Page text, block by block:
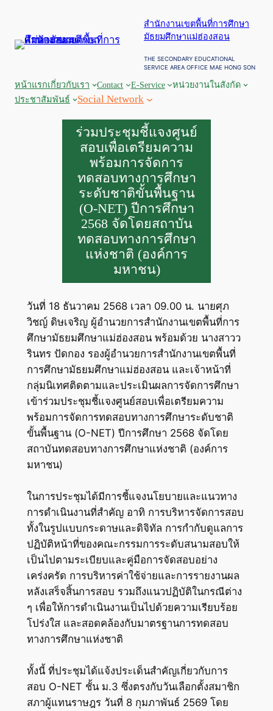
สำนักงานเขตพื้นที่การศึกษา
มัธยมศึกษาแม่ฮ่องสอน
THE SECONDARY EDUCATIONAL
SERVICE AREA OFFICE MAE HONG SON
หน้าแรกเกี่ยวกับเรา Contact E-Service
หน่วยงานในสังกัด
ประชาสัมพันธ์
Social Network
ร่วมประชุมชี้แจงศูนย์
สอบเพื่อเตรียมความ
พร้อมการจัดการ
ทดสอบทางการศึกษา
ระดับชาติขั้นพื้นฐาน
(O-NET) ปีการศึกษา
2568 จัดโดยสถาบัน
ทดสอบทางการศึกษา
แห่งชาติ (องค์การ
มหาชน)
วันที่ 18 ธันวาคม 2568 เวลา 09.00 น. นายศุภ
วิชญ์ ดิษเจริญ ผู้อำนวยการสำนักงานเขตพื้นที่การ
ศึกษามัธยมศึกษาแม่ฮ่องสอน พร้อมด้วย นางสาวว
รินทร ปัดกอง รองผู้อำนวยการสำนักงานเขตพื้นที่
การศึกษามัธยมศึกษาแม่ฮ่องสอน และเจ้าหน้าที่
กลุ่มนิเทศติดตามและประเมินผลการจัดการศึกษา
เข้าร่วมประชุมชี้แจงศูนย์สอบเพื่อเตรียมความ
พร้อมการจัดการทดสอบทางการศึกษาระดับชาติ
ขั้นพื้นฐาน (O-NET) ปีการศึกษา 2568 จัดโดย
สถาบันทดสอบทางการศึกษาแห่งชาติ (องค์การ
มหาชน)
ในการประชุมได้มีการชี้แจงนโยบายและแนวทาง
การดำเนินงานที่สำคัญ อาทิ การบริหารจัดการสอบ
ทั้งในรูปแบบกระดาษและดิจิทัล การกำกับดูแลการ
ปฏิบัติหน้าที่ของคณะกรรมการระดับสนามสอบให้
เป็นไปตามระเบียบและคู่มือการจัดสอบอย่าง
เคร่งครัด การบริหารค่าใช้จ่ายและการรายงานผล
หลังเสร็จสิ้นการสอบ รวมถึงแนวปฏิบัติในกรณีต่าง
ๆ เพื่อให้การดำเนินงานเป็นไปด้วยความเรียบร้อย
โปร่งใส และสอดคล้องกับมาตรฐานการทดสอบ
ทางการศึกษาแห่งชาติ
ทั้งนี้ ที่ประชุมได้แจ้งประเด็นสำคัญเกี่ยวกับการ
สอบ O-NET ชั้น ม.3 ซึ่งตรงกับวันเลือกตั้งสมาชิก
สภาผู้แทนราษฎร วันที่ 8 กุมภาพันธ์ 2569 โดย